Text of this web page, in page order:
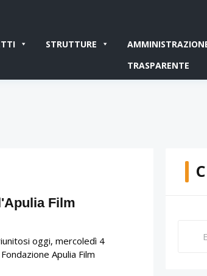
STRUTTURE
TRASPARENTE
Film
oggi, mercoledì 4
Apulia Film